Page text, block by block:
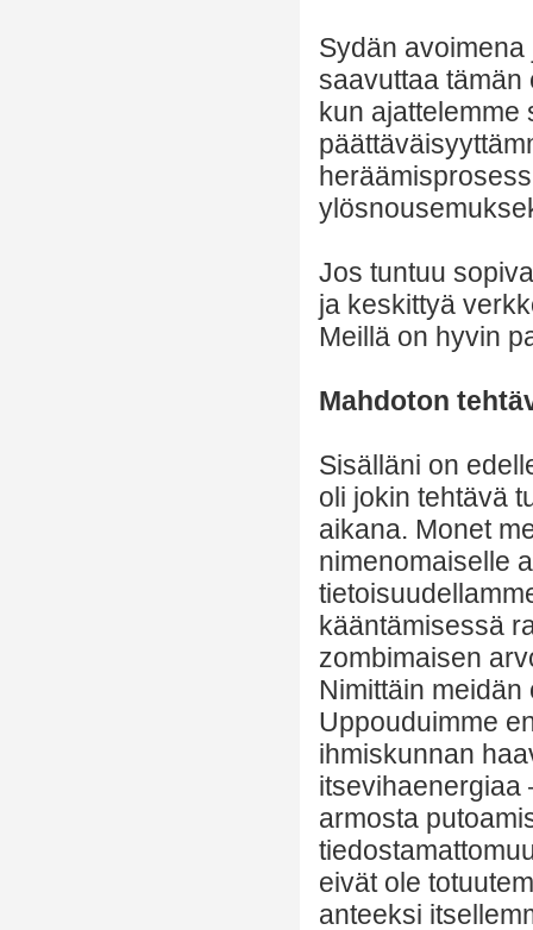
Sydän
saavuttaa tämän
kun ajattelemme
Jos tuntuu
ja keskittyä
Meillä on hyvin
Mahdoton
Sisälläni on
oli jokin tehtävä
aikana. Monet
nimenomaiselle
kääntämisessä
zombimaisen
Nimittäin
Uppouduimme
ihmiskunnan
itsevihaenergiaa
armosta
eivät ole
anteeksi